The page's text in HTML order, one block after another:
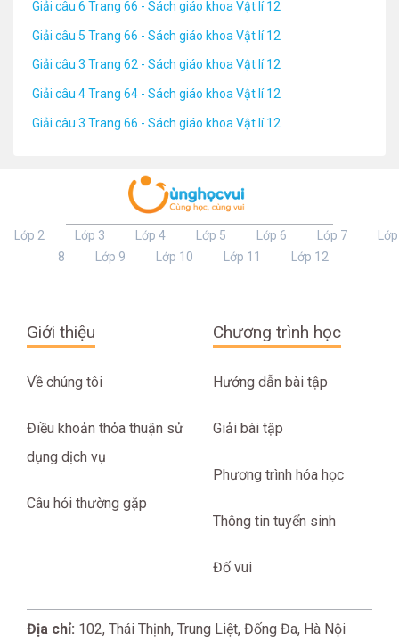
Giải câu 6 Trang 66 - Sách giáo khoa Vật lí 12
Giải câu 5 Trang 66 - Sách giáo khoa Vật lí 12
Giải câu 3 Trang 62 - Sách giáo khoa Vật lí 12
Giải câu 4 Trang 64 - Sách giáo khoa Vật lí 12
Giải câu 3 Trang 66 - Sách giáo khoa Vật lí 12
Lớp 2 Lớp 3 Lớp 4 Lớp 5 Lớp 6 Lớp 7
Lớp
8
Lớp 9 Lớp 10 Lớp 11 Lớp 12
Giới thiệu
Về chúng tôi
Điều khoản thỏa thuận sử
dụng dịch vụ
Câu hỏi thường gặp
Chương trình học
Hướng dẫn bài tập
Giải bài tập
Phương trình hóa học
Thông tin tuyển sinh
Đố vui
Địa chỉ: 102, Thái Thịnh, Trung Liệt, Đống Đa, Hà Nội